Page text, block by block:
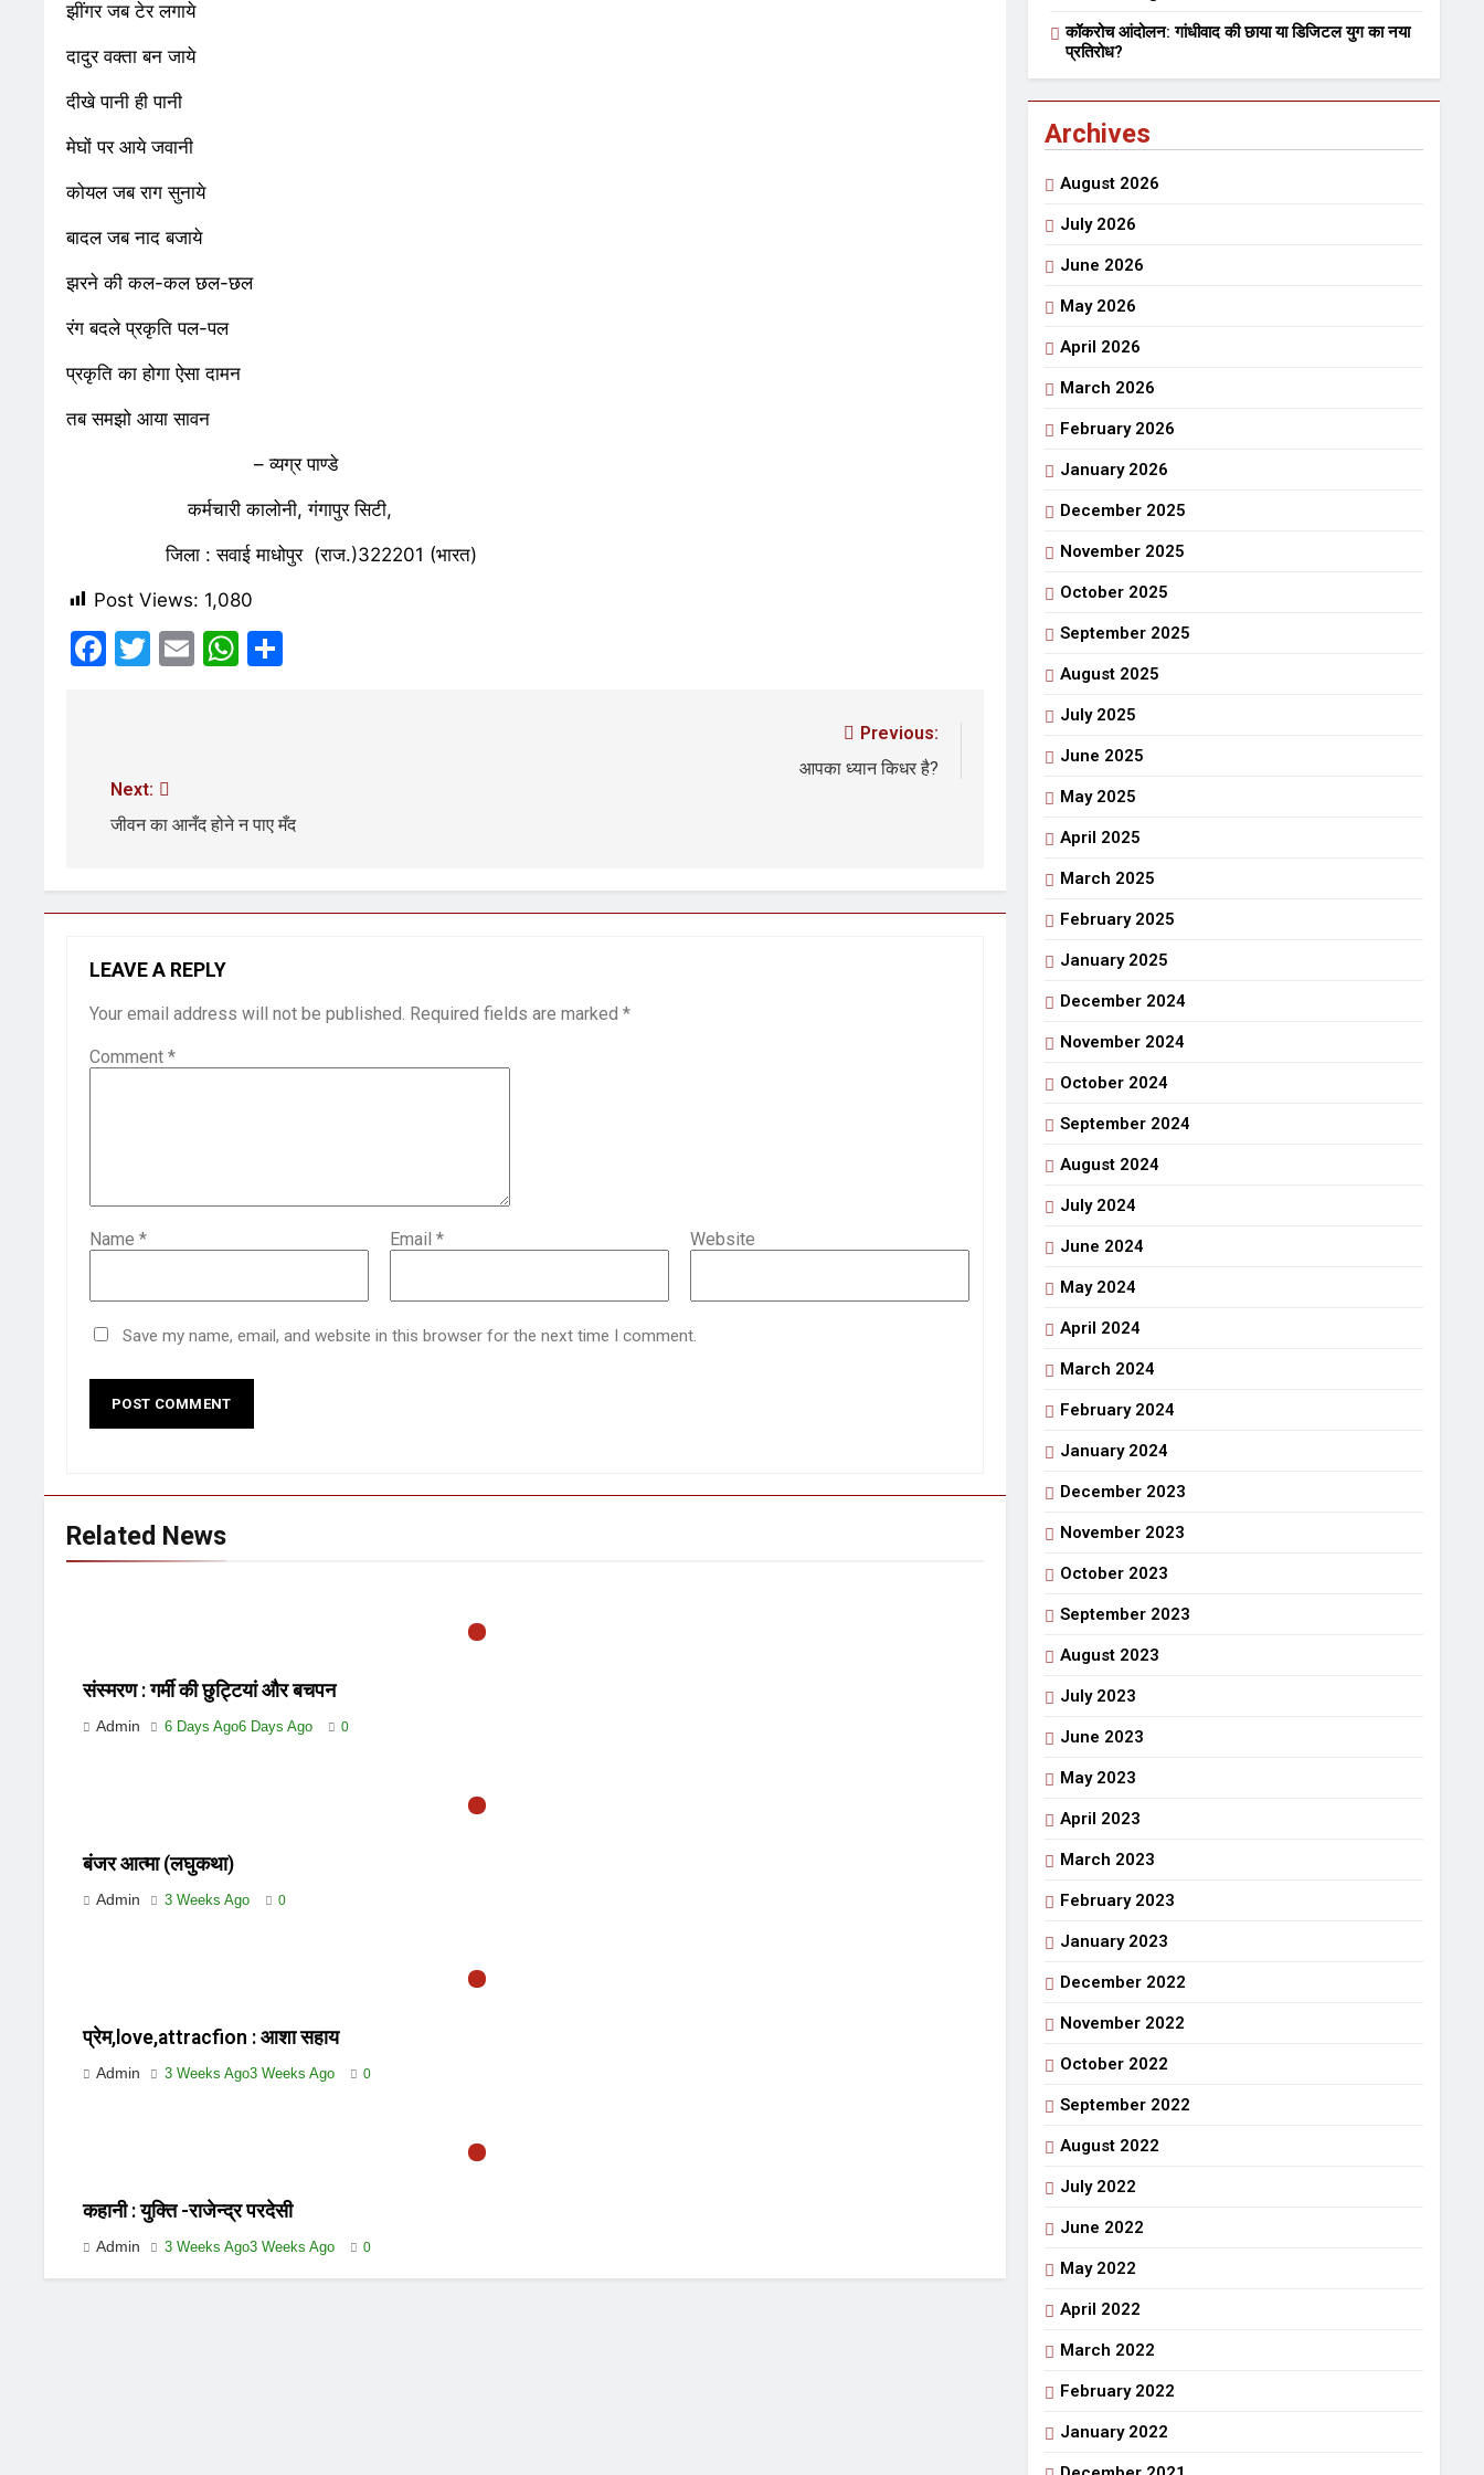
भारत रत्न जननायक कर्पूरी ठाकुर
3 Years Ago3 Years Ago
विश्व पुस्तक मेले (10-18 फरवरी) में अनुराधा प्रकाशन के स्टाल पर अपनी पुस्तक को प्रदर्शित/विमोचन हेतु संपर्क करें
श्री हनुमानजी का जन्म महोत्सव का भव्य आयोजन
6 Days Ago 6 Days Ago
कहां चला गया पुलिस के हाथों में लहराने वाला डंडा
कॉकरोच आंदोलन: गांधीवाद की छाया या डिजिटल युग का नया प्रतिरोध? संस्मरण : गर्मी की छुट्टियां और बचपन
झींगर जब टेर लगाये
दादुर वक्ता बन जाये
दीखे पानी ही पानी
मेघों पर आये जवानी
कोयल जब राग सुनाये
बादल जब नाद बजाये
झरने की कल-कल छल-छल
रंग बदले प्रकृति पल-पल
प्रकृति का होगा ऐसा दामन
तब समझो आया सावन
– व्यग्र पाण्डे
कर्मचारी कालोनी, गंगापुर सिटी,
जिला : सवाई माधोपुर (राज.)322201 (भारत)
Post Views: 1,080
Facebook
Twitter
EmailWhatsApp
Previous:
आपका ध्यान किधर है?
Next:
जीवन का आनँद होने न पाए मँद
LEAVE A REPLY
Your email address will not be published. Required fields are marked *
Comment *
Name * Email * Website
Save my name, email, and website in this browser for the next time I comment.
Related News
संस्मरण : गर्मी की छुट्टियां और बचपन
Admin 6 Days Ago6 Days Ago 0
बंजर आत्मा (लघुकथा)
Admin 3 Weeks Ago 0
प्रेम,love,attracfion : आशा सहाय
Admin 3 Weeks Ago3 Weeks Ago 0
कहानी : युक्ति -राजेन्द्र परदेसी
Admin 3 Weeks Ago3 Weeks Ago 0
कॉकरोच आंदोलन: गांधीवाद की छाया या डिजिटल युग का नया
प्रतिरोध?
Archives
August 2026
July 2026
June 2026
May 2026
April 2026
March 2026
February 2026
January 2026
December 2025
November 2025
October 2025
September 2025
August 2025
July 2025
June 2025
May 2025
April 2025
March 2025
February 2025
January 2025
December 2024
November 2024
October 2024
September 2024
August 2024
July 2024
June 2024
May 2024
April 2024
March 2024
February 2024
January 2024
December 2023
November 2023
October 2023
September 2023
August 2023
July 2023
June 2023
May 2023
April 2023
March 2023
February 2023
January 2023
December 2022
November 2022
October 2022
September 2022
August 2022
July 2022
June 2022
May 2022
April 2022
March 2022
February 2022
January 2022